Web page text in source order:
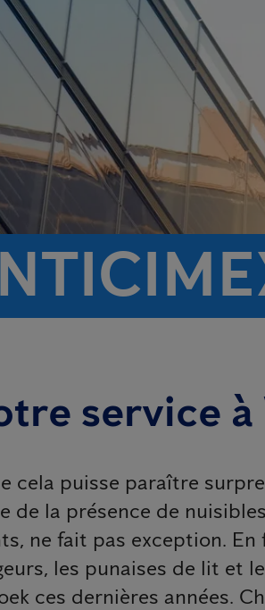
service
cela puisse paraître
de la présence de
ne fait pas exception.
les punaises de lit et
ces dernières années.